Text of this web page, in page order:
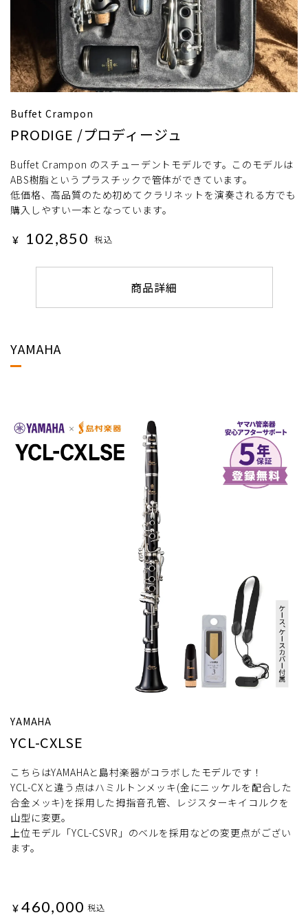
Buffet Crampon
PRODIGE /プロディージュ
Buffet Crampon のスチューデントモデルです。このモデルは
ABS樹脂というプラスチックで管体ができています。
低価格、高品質のため初めてクラリネットを演奏される方でも
購入しやすい一本となっています。
¥ 102,850 税込
商品詳細
YAMAHA
YAMAHA
YCL-CXLSE
こちらはYAMAHAと島村楽器がコラボしたモデルです！
YCL-CXと違う点はハミルトンメッキ(金にニッケルを配合した
合金メッキ)を採用した拇指音孔管、レジスターキイコルクを
山型に変更。
上位モデル「YCL-CSVR」のベルを採用などの変更点がござい
ます。
¥ 460,000 税込